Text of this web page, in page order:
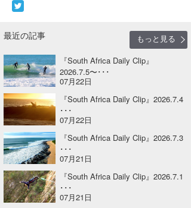
最近の記事
もっと見る
『South Africa Daily Clip』
2026.7.5〜･･･
07月22日
『South Africa Daily Clip』2026.7.4
･･･
07月22日
『South Africa Daily Clip』2026.7.3
･･･
07月21日
『South Africa Daily Clip』2026.7.1
･･･
07月21日
arukasvision
DELTA FORCE SURF
CBA Films
熊谷素子
嵯峨明日香
進士剛光
田原啓江
植村未来
NOBUFUKU
大野”MAR”修聖
+☆maki☆+
Aichan
chan-U
ECE
G◎Da
H